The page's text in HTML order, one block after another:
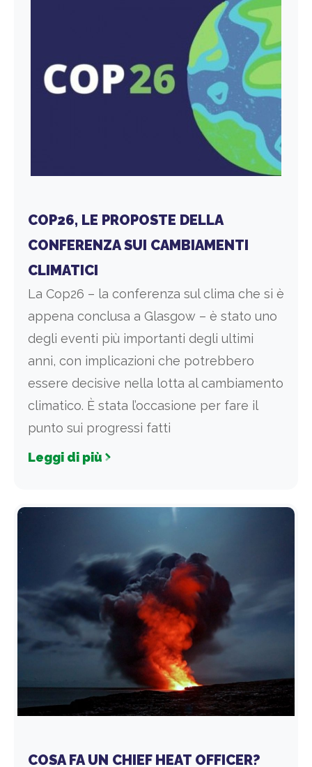
COP26, LE PROPOSTE DELLA
CONFERENZA SUI CAMBIAMENTI
CLIMATICI
La Cop26 – la conferenza sul clima che si è
appena conclusa a Glasgow – è stato uno
degli eventi più importanti degli ultimi
anni, con implicazioni che potrebbero
essere decisive nella lotta al cambiamento
climatico. È stata l’occasione per fare il
punto sui progressi fatti
Leggi di più
COSA FA UN CHIEF HEAT OFFICER?